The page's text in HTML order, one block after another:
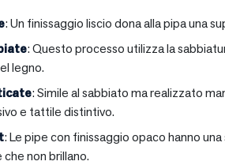
: Un finissaggio liscio dona alla pipa una
: Questo processo utilizza la
legno.
: Simile al sabbiato ma realizzato
e tattile distintivo.
: Le pipe con finissaggio opaco hanno
non brillano.